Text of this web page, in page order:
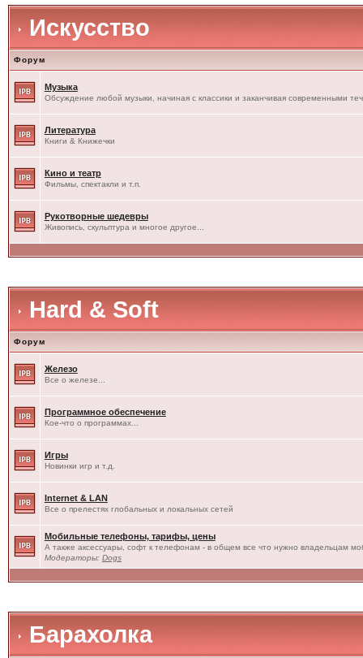
Искусство
Форум
Музыка
Обсуждение любой музыки, начиная с классики и заканчивая современными
Литература
Книги & Книжечки
Кино и театр
Фильмы, спектакли и т.п.
Рукотворные шедевры
Живопись, скульптура и многое другое...
Hard & Soft
Форум
Железо
Все о железе...
Программное обеспечение
Кое-что о программах...
Игры
Новинки игр и т.д.
Internet & LAN
Все о прелестях глобальных и локальных сетей
Мобильные телефоны, тарифы, цены
А также аксессуары, софт к телефонам - в общем все что нужно владельцам
Модераторы: Dogs
Барахолка